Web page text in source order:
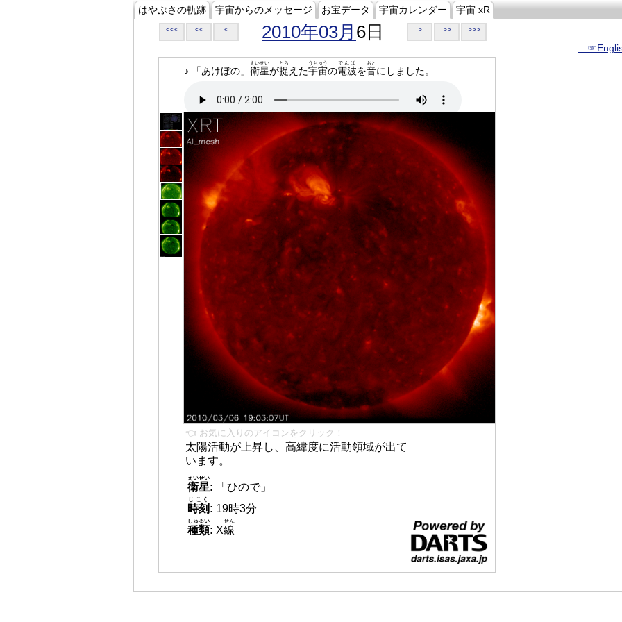
はやぶさの軌跡 宇宙からのメッセージ お宝データ 宇宙カレンダー 宇宙 xR
<<< << < 2010年03月 6日 > >> >>>
♪ 「あけぼの」 衛星
えいせい
が捉
とら
えた宇宙
うちゅう
の電波
でんぱ
を音
おと
にしました。
👈 お気に入りのアイコンをクリック！
太陽活動が上昇し、高緯度に活動領域が出て
います。
衛星
えいせい
:
「ひので」
時刻
じこく
: 19時3分
種類
しゅるい
: X線
せん